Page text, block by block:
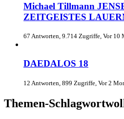
Michael Tillmann
ZEITGEISTES
67 Antworten, 9.714 Zugriffe, Vor 10
DAEDALOS 18
12 Antworten, 899 Zugriffe, Vor 2
Themen-